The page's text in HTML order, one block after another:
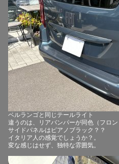
ベルランゴと同じテールライト
違うのは、リアバンパーが同色（フロ
サイドパネルはピアノブラック？？
イタリア人の感覚でしょうか？。
変な感じはせず、独特な雰囲気。